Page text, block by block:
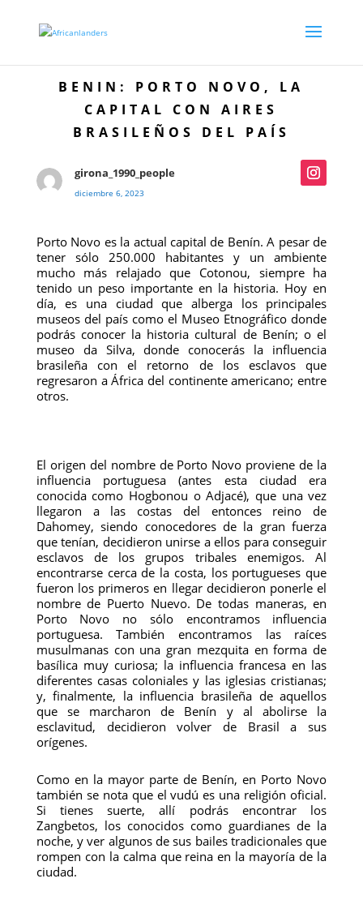
BENIN: PORTO NOVO, LA
CAPITAL CON AIRES
BRASILEÑOS DEL PAÍS
girona_1990_people
diciembre 6, 2023
Porto Novo es la actual capital de Benín. A pesar de
tener sólo 250.000 habitantes y un ambiente
mucho más relajado que Cotonou, siempre ha
tenido un peso importante en la historia. Hoy en
día, es una ciudad que alberga los principales
museos del país como el Museo Etnográfico donde
podrás conocer la historia cultural de Benín; o el
museo da Silva, donde conocerás la influencia
brasileña con el retorno de los esclavos que
regresaron a África del continente americano; entre
otros.
El origen del nombre de Porto Novo proviene de la
influencia portuguesa (antes esta ciudad era
conocida como Hogbonou o Adjacé), que una vez
llegaron a las costas del entonces reino de
Dahomey, siendo conocedores de la gran fuerza
que tenían, decidieron unirse a ellos para conseguir
esclavos de los grupos tribales enemigos. Al
encontrarse cerca de la costa, los portugueses que
fueron los primeros en llegar decidieron ponerle el
nombre de Puerto Nuevo. De todas maneras, en
Porto Novo no sólo encontramos influencia
portuguesa. También encontramos las raíces
musulmanas con una gran mezquita en forma de
basílica muy curiosa; la influencia francesa en las
diferentes casas coloniales y las iglesias cristianas;
y, finalmente, la influencia brasileña de aquellos
que se marcharon de Benín y al abolirse la
esclavitud, decidieron volver de Brasil a sus
orígenes.
Como en la mayor parte de Benín, en Porto Novo
también se nota que el vudú es una religión oficial.
Si tienes suerte, allí podrás encontrar los
Zangbetos, los conocidos como guardianes de la
noche, y ver algunos de sus bailes tradicionales que
rompen con la calma que reina en la mayoría de la
ciudad.